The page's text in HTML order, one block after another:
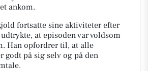
ankom.
fortsatte sine aktiviteter efter
at episoden var voldsom
Han opfordrer til, at alle
godt på sig selv og på den